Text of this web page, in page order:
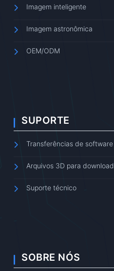
Imagem inteligente
Imagem astronômica
OEM/ODM
SUPORTE
Transferências de software
Arquivos 3D para download
Suporte técnico
SOBRE NÓS